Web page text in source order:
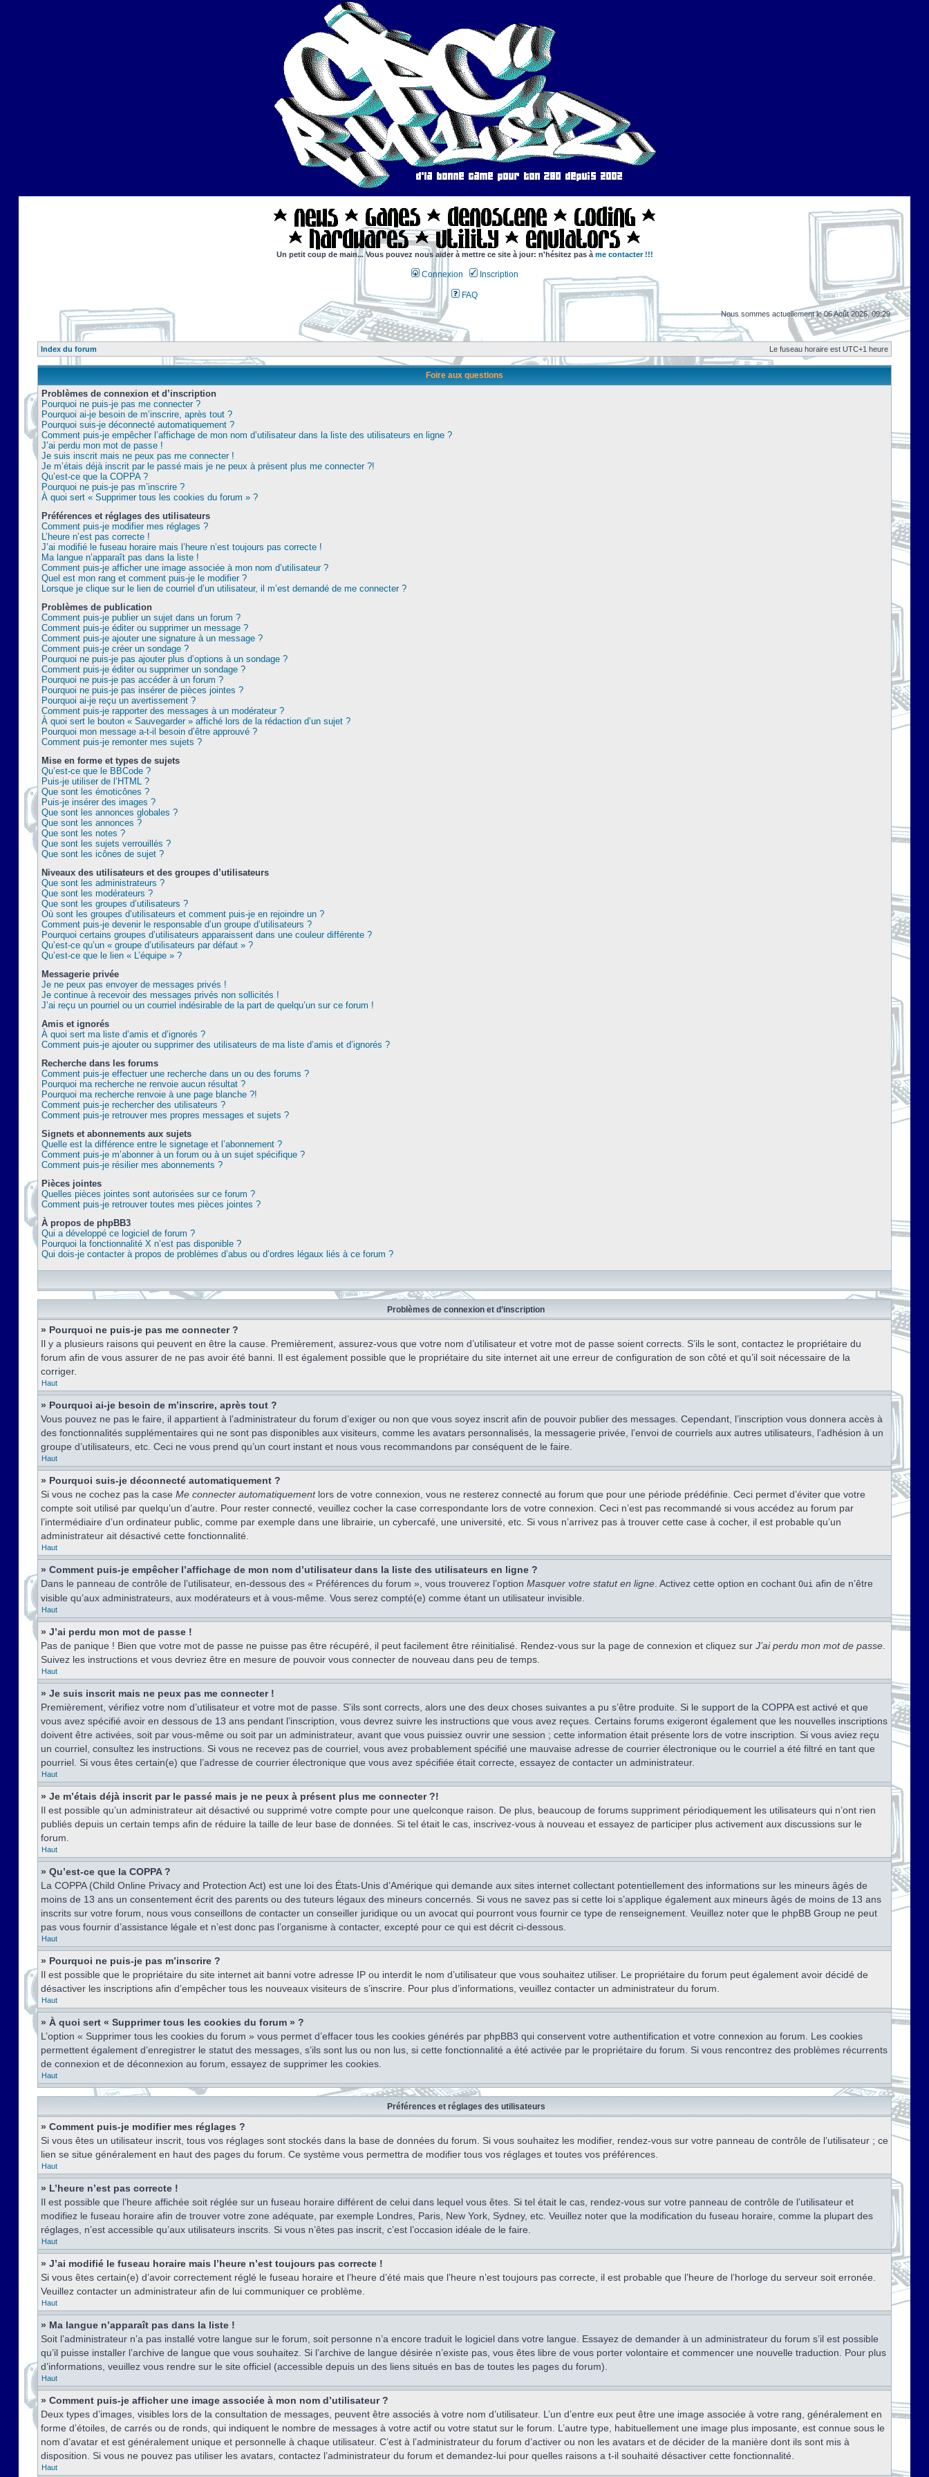
Un petit coup de main... Vous pouvez nous aider à mettre ce site à jour: n'hésitez pas à me contacter !!!
Connexion Inscription
FAQ
Nous sommes actuellement le 06 Août 2026, 09:29
Index du forum Le fuseau horaire est UTC+1 heure
Foire aux questions
Problèmes de connexion et d’inscription
Pourquoi ne puis-je pas me connecter ?
Pourquoi ai-je besoin de m’inscrire, après tout ?
Pourquoi suis-je déconnecté automatiquement ?
Comment puis-je empêcher l’affichage de mon nom d’utilisateur dans la liste des utilisateurs en ligne ?
J’ai perdu mon mot de passe !
Je suis inscrit mais ne peux pas me connecter !
Je m’étais déjà inscrit par le passé mais je ne peux à présent plus me connecter ?!
Qu’est-ce que la COPPA ?
Pourquoi ne puis-je pas m’inscrire ?
À quoi sert « Supprimer tous les cookies du forum » ?
Préférences et réglages des utilisateurs
Comment puis-je modifier mes réglages ?
L’heure n’est pas correcte !
J’ai modifié le fuseau horaire mais l’heure n’est toujours pas correcte !
Ma langue n’apparaît pas dans la liste !
Comment puis-je afficher une image associée à mon nom d’utilisateur ?
Quel est mon rang et comment puis-je le modifier ?
Lorsque je clique sur le lien de courriel d’un utilisateur, il m’est demandé de me connecter ?
Problèmes de publication
Comment puis-je publier un sujet dans un forum ?
Comment puis-je éditer ou supprimer un message ?
Comment puis-je ajouter une signature à un message ?
Comment puis-je créer un sondage ?
Pourquoi ne puis-je pas ajouter plus d’options à un sondage ?
Comment puis-je éditer ou supprimer un sondage ?
Pourquoi ne puis-je pas accéder à un forum ?
Pourquoi ne puis-je pas insérer de pièces jointes ?
Pourquoi ai-je reçu un avertissement ?
Comment puis-je rapporter des messages à un modérateur ?
À quoi sert le bouton « Sauvegarder » affiché lors de la rédaction d’un sujet ?
Pourquoi mon message a-t-il besoin d’être approuvé ?
Comment puis-je remonter mes sujets ?
Mise en forme et types de sujets
Qu’est-ce que le BBCode ?
Puis-je utiliser de l’HTML ?
Que sont les émoticônes ?
Puis-je insérer des images ?
Que sont les annonces globales ?
Que sont les annonces ?
Que sont les notes ?
Que sont les sujets verrouillés ?
Que sont les icônes de sujet ?
Niveaux des utilisateurs et des groupes d’utilisateurs
Que sont les administrateurs ?
Que sont les modérateurs ?
Que sont les groupes d’utilisateurs ?
Où sont les groupes d’utilisateurs et comment puis-je en rejoindre un ?
Comment puis-je devenir le responsable d’un groupe d’utilisateurs ?
Pourquoi certains groupes d’utilisateurs apparaissent dans une couleur différente ?
Qu’est-ce qu’un « groupe d’utilisateurs par défaut » ?
Qu’est-ce que le lien « L’équipe » ?
Messagerie privée
Je ne peux pas envoyer de messages privés !
Je continue à recevoir des messages privés non sollicités !
J’ai reçu un pourriel ou un courriel indésirable de la part de quelqu’un sur ce forum !
Amis et ignorés
À quoi sert ma liste d’amis et d’ignorés ?
Comment puis-je ajouter ou supprimer des utilisateurs de ma liste d’amis et d’ignorés ?
Recherche dans les forums
Comment puis-je effectuer une recherche dans un ou des forums ?
Pourquoi ma recherche ne renvoie aucun résultat ?
Pourquoi ma recherche renvoie à une page blanche ?!
Comment puis-je rechercher des utilisateurs ?
Comment puis-je retrouver mes propres messages et sujets ?
Signets et abonnements aux sujets
Quelle est la différence entre le signetage et l’abonnement ?
Comment puis-je m’abonner à un forum ou à un sujet spécifique ?
Comment puis-je résilier mes abonnements ?
Pièces jointes
Quelles pièces jointes sont autorisées sur ce forum ?
Comment puis-je retrouver toutes mes pièces jointes ?
À propos de phpBB3
Qui a développé ce logiciel de forum ?
Pourquoi la fonctionnalité X n’est pas disponible ?
Qui dois-je contacter à propos de problèmes d’abus ou d’ordres légaux liés à ce forum ?
Problèmes de connexion et d’inscription
» Pourquoi ne puis-je pas me connecter ?
Il y a plusieurs raisons qui peuvent en être la cause. Premièrement, assurez-vous que votre nom d’utilisateur et votre mot de passe soient corrects. S’ils le sont, contactez le propriétaire du
forum afin de vous assurer de ne pas avoir été banni. Il est également possible que le propriétaire du site internet ait une erreur de configuration de son côté et qu’il soit nécessaire de la
corriger.
Haut
» Pourquoi ai-je besoin de m’inscrire, après tout ?
Vous pouvez ne pas le faire, il appartient à l’administrateur du forum d’exiger ou non que vous soyez inscrit afin de pouvoir publier des messages. Cependant, l’inscription vous donnera accès à
des fonctionnalités supplémentaires qui ne sont pas disponibles aux visiteurs, comme les avatars personnalisés, la messagerie privée, l’envoi de courriels aux autres utilisateurs, l’adhésion à un
groupe d’utilisateurs, etc. Ceci ne vous prend qu’un court instant et nous vous recommandons par conséquent de le faire.
Haut
» Pourquoi suis-je déconnecté automatiquement ?
Si vous ne cochez pas la case Me connecter automatiquementlors de votre connexion, vous ne resterez connecté au forum que pour une période prédéfinie. Ceci permet d’éviter que votre
compte soit utilisé par quelqu’un d’autre. Pour rester connecté, veuillez cocher la case correspondante lors de votre connexion. Ceci n’est pas recommandé si vous accédez au forum par
l’intermédiaire d’un ordinateur public, comme par exemple dans une librairie, un cybercafé, une université, etc. Si vous n’arrivez pas à trouver cette case à cocher, il est probable qu’un
administrateur ait désactivé cette fonctionnalité.
Haut
» Comment puis-je empêcher l’affichage de mon nom d’utilisateur dans la liste des utilisateurs en ligne ?
Dans le panneau de contrôle de l’utilisateur, en-dessous des « Préférences du forum », vous trouverez l’option Masquer votre statut en ligne . Activez cette option en cochant Oui afin de n’être
visible qu’aux administrateurs, aux modérateurs et à vous-même. Vous serez compté(e) comme étant un utilisateur invisible.
Haut
» J’ai perdu mon mot de passe !
Pas de panique ! Bien que votre mot de passe ne puisse pas être récupéré, il peut facilement être réinitialisé. Rendez-vous sur la page de connexion et cliquez sur J’ai perdu mon mot de passe
Suivez les instructions et vous devriez être en mesure de pouvoir vous connecter de nouveau dans peu de temps.
Haut
» Je suis inscrit mais ne peux pas me connecter !
Premièrement, vérifiez votre nom d’utilisateur et votre mot de passe. S’ils sont corrects, alors une des deux choses suivantes a pu s’être produite. Si le support de la COPPA est activé et que
vous avez spécifié avoir en dessous de 13 ans pendant l’inscription, vous devrez suivre les instructions que vous avez reçues. Certains forums exigeront également que les nouvelles inscriptions
doivent être activées, soit par vous-même ou soit par un administrateur, avant que vous puissiez ouvrir une session ; cette information était présente lors de votre inscription. Si vous aviez reçu
un courriel, consultez les instructions. Si vous ne recevez pas de courriel, vous avez probablement spécifié une mauvaise adresse de courrier électronique ou le courriel a été filtré en tant que
pourriel. Si vous êtes certain(e) que l’adresse de courrier électronique que vous avez spécifiée était correcte, essayez de contacter un administrateur.
Haut
» Je m’étais déjà inscrit par le passé mais je ne peux à présent plus me connecter ?!
Il est possible qu’un administrateur ait désactivé ou supprimé votre compte pour une quelconque raison. De plus, beaucoup de forums suppriment périodiquement les utilisateurs qui n’ont rien
publiés depuis un certain temps afin de réduire la taille de leur base de données. Si tel était le cas, inscrivez-vous à nouveau et essayez de participer plus activement aux discussions sur le
forum.
Haut
» Qu’est-ce que la COPPA ?
La COPPA (Child Online Privacy and Protection Act) est une loi des États-Unis d’Amérique qui demande aux sites internet collectant potentiellement des informations sur les mineurs âgés de
moins de 13 ans un consentement écrit des parents ou des tuteurs légaux des mineurs concernés. Si vous ne savez pas si cette loi s’applique également aux mineurs âgés de moins de 13 ans
inscrits sur votre forum, nous vous conseillons de contacter un conseiller juridique ou un avocat qui pourront vous fournir ce type de renseignement. Veuillez noter que le phpBB Group ne peut
pas vous fournir d’assistance légale et n’est donc pas l’organisme à contacter, excepté pour ce qui est décrit ci-dessous.
Haut
» Pourquoi ne puis-je pas m’inscrire ?
Il est possible que le propriétaire du site internet ait banni votre adresse IP ou interdit le nom d’utilisateur que vous souhaitez utiliser. Le propriétaire du forum peut également avoir décidé de
désactiver les inscriptions afin d’empêcher tous les nouveaux visiteurs de s’inscrire. Pour plus d’informations, veuillez contacter un administrateur du forum.
Haut
» À quoi sert « Supprimer tous les cookies du forum » ?
L’option « Supprimer tous les cookies du forum » vous permet d’effacer tous les cookies générés par phpBB3 qui conservent votre authentification et votre connexion au forum. Les cookies
permettent également d’enregistrer le statut des messages, s’ils sont lus ou non lus, si cette fonctionnalité a été activée par le propriétaire du forum. Si vous rencontrez des problèmes récurrents
de connexion et de déconnexion au forum, essayez de supprimer les cookies.
Haut
Préférences et réglages des utilisateurs
» Comment puis-je modifier mes réglages ?
Si vous êtes un utilisateur inscrit, tous vos réglages sont stockés dans la base de données du forum. Si vous souhaitez les modifier, rendez-vous sur votre panneau de contrôle de l’utilisateur ; ce
lien se situe généralement en haut des pages du forum. Ce système vous permettra de modifier tous vos réglages et toutes vos préférences.
Haut
» L’heure n’est pas correcte !
Il est possible que l’heure affichée soit réglée sur un fuseau horaire différent de celui dans lequel vous êtes. Si tel était le cas, rendez-vous sur votre panneau de contrôle de l’utilisateur et
modifiez le fuseau horaire afin de trouver votre zone adéquate, par exemple Londres, Paris, New York, Sydney, etc. Veuillez noter que la modification du fuseau horaire, comme la plupart des
réglages, n’est accessible qu’aux utilisateurs inscrits. Si vous n’êtes pas inscrit, c’est l’occasion idéale de le faire.
Haut
» J’ai modifié le fuseau horaire mais l’heure n’est toujours pas correcte !
Si vous êtes certain(e) d’avoir correctement réglé le fuseau horaire et l’heure d’été mais que l’heure n’est toujours pas correcte, il est probable que l’heure de l’horloge du serveur soit erronée.
Veuillez contacter un administrateur afin de lui communiquer ce problème.
Haut
» Ma langue n’apparaît pas dans la liste !
Soit l’administrateur n’a pas installé votre langue sur le forum, soit personne n’a encore traduit le logiciel dans votre langue. Essayez de demander à un administrateur du forum s’il est possible
qu’il puisse installer l’archive de langue que vous souhaitez. Si l’archive de langue désirée n’existe pas, vous êtes libre de vous porter volontaire et commencer une nouvelle traduction. Pour plus
d’informations, veuillez vous rendre sur le site officiel (accessible depuis un des liens situés en bas de toutes les pages du forum).
Haut
» Comment puis-je afficher une image associée à mon nom d’utilisateur ?
Deux types d’images, visibles lors de la consultation de messages, peuvent être associés à votre nom d’utilisateur. L’un d’entre eux peut être une image associée à votre rang, généralement en
forme d’étoiles, de carrés ou de ronds, qui indiquent le nombre de messages à votre actif ou votre statut sur le forum. L’autre type, habituellement une image plus imposante, est connue sous le
nom d’avatar et est généralement unique et personnelle à chaque utilisateur. C’est à l’administrateur du forum d’activer ou non les avatars et de décider de la manière dont ils sont mis à
disposition. Si vous ne pouvez pas utiliser les avatars, contactez l’administrateur du forum et demandez-lui pour quelles raisons a t-il souhaité désactiver cette fonctionnalité.
Haut